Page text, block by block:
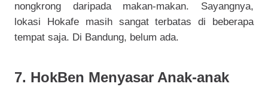
nongkrong daripada makan-makan. Sayangnya,
lokasi Hokafe masih sangat terbatas di beberapa
tempat saja. Di Bandung, belum ada.
7. HokBen Menyasar Anak-anak